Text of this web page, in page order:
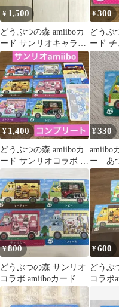
¥ 1,500
どうぶつの森 amiiboカ
ード サンリオキャラク
ターズコラボ 6枚
¥300
どうぶ
ード
¥ 1,400
どうぶつの森 amiiboカ
ード サンリオコラボ コ
シール
¥330
amiibo
ー あ
の森
¥ 800
どうぶつの森 サンリオ
コラボ amiiboカード 4
枚セット
¥600
どうぶ
コラボ